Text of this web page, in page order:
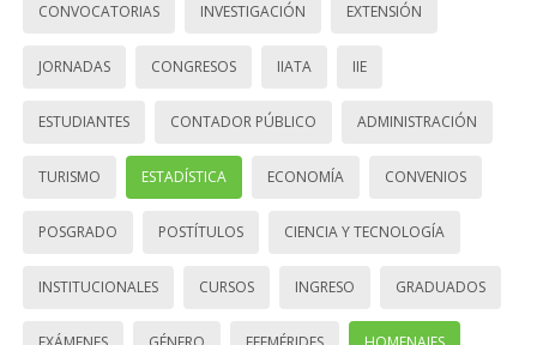
CONVOCATORIAS INVESTIGACIÓN EXTENSIÓN
JORNADAS CONGRESOS IIATA IIE
ESTUDIANTES CONTADOR PÚBLICO ADMINISTRACIÓN
TURISMO ESTADÍSTICA ECONOMÍA CONVENIOS
POSGRADO POSTÍTULOS CIENCIA Y TECNOLOGÍA
INSTITUCIONALES CURSOS INGRESO GRADUADOS